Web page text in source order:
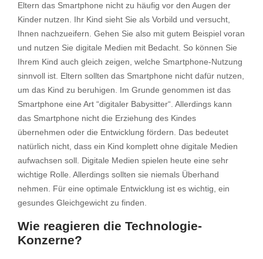
Eltern das Smartphone nicht zu häufig vor den Augen der
Kinder nutzen. Ihr Kind sieht Sie als Vorbild und versucht,
Ihnen nachzueifern. Gehen Sie also mit gutem Beispiel voran
und nutzen Sie digitale Medien mit Bedacht. So können Sie
Ihrem Kind auch gleich zeigen, welche Smartphone-Nutzung
sinnvoll ist. Eltern sollten das Smartphone nicht dafür nutzen,
um das Kind zu beruhigen. Im Grunde genommen ist das
Smartphone eine Art “digitaler Babysitter“. Allerdings kann
das Smartphone nicht die Erziehung des Kindes
übernehmen oder die Entwicklung fördern. Das bedeutet
natürlich nicht, dass ein Kind komplett ohne digitale Medien
aufwachsen soll. Digitale Medien spielen heute eine sehr
wichtige Rolle. Allerdings sollten sie niemals Überhand
nehmen. Für eine optimale Entwicklung ist es wichtig, ein
gesundes Gleichgewicht zu finden.
Wie reagieren die Technologie-
Konzerne?